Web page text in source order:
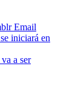
Email
iniciará en
a ser